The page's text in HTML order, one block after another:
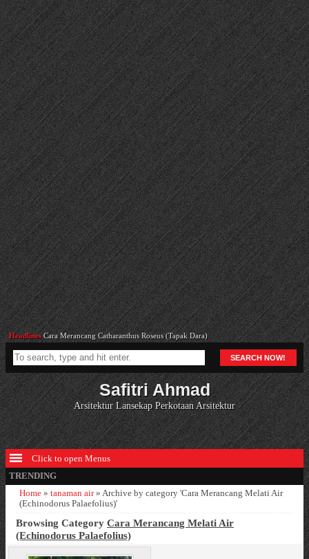
HeadlinesCara Merancang Catharanthus Roseus (Tapak Dara)
Headlines15. Silabus bab 3f
Headlines7. Kelas Bab 2d
HeadlinesSeri Pemeliharaan Taman : Penyapuan (1)
HeadlinesCara Merancang Catharanthus Roseus (Tapak Dara)
SEARCH NOW!
Safitri Ahmad
Arsitektur Lansekap Perkotaan Arsitektur
Click to open Menus
TRENDING
Home » tanaman air» Archive by category 'Cara Merancang Melati Air
(Echinodorus Palaefolius)'
Browsing Category Cara Merancang Melati Air
(Echinodorus Palaefolius)